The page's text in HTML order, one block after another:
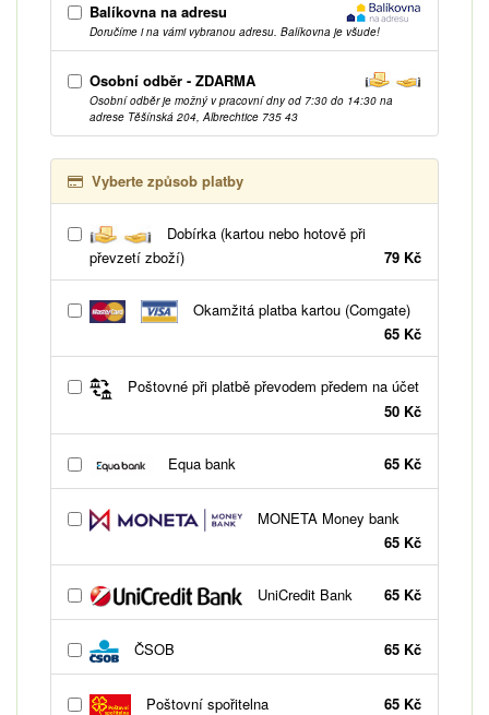
Balíkovna na adresu
Doručíme i na vámi vybranou adresu. Balíkovna je všude!
Osobní odběr - ZDARMA
Osobní odběr je možný v pracovní dny od 7:30 do 14:30 na
adrese Těšínská 204, Albrechtice 735 43
Vyberte způsob platby
Dobírka (kartou nebo hotově při
převzetí zboží)
79 Kč
Okamžitá platba kartou (Comgate)
65 Kč
Poštovné při platbě převodem předem na účet
50 Kč
Equa bank 65 Kč
MONETA Money bank
65 Kč
UniCredit Bank 65 Kč
ČSOB 65 Kč
Poštovní spořitelna 65 Kč